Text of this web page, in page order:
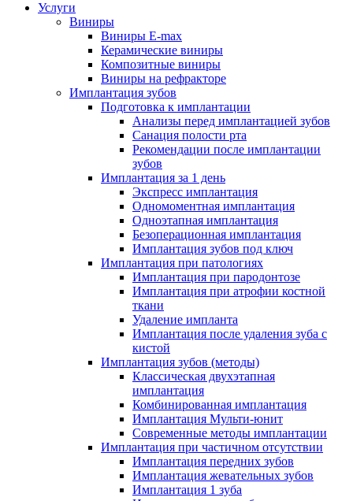
Услуги
Виниры
Виниры E-max
Керамические виниры
Композитные виниры
Виниры на рефракторе
Имплантация зубов
Подготовка к имплантации
Анализы перед имплантацией зубов
Санация полости рта
Рекомендации после имплантации
зубов
Имплантация за 1 день
Экспресс имплантация
Одномоментная имплантация
Одноэтапная имплантация
Безоперационная имплантация
Имплантация зубов под ключ
Имплантация при патологиях
Имплантация при пародонтозе
Имплантация при атрофии костной
ткани
Удаление импланта
Имплантация после удаления зуба с
кистой
Имплантация зубов (методы)
Классическая двухэтапная
имплантация
Комбинированная имплантация
Имплантация Мульти-юнит
Современные методы имплантации
Имплантация при частичном отсутствии
Имплантация передних зубов
Имплантация жевательных зубов
Имплантация 1 зуба